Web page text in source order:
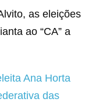
as eleições
ao “CA” a
Ana Horta
das